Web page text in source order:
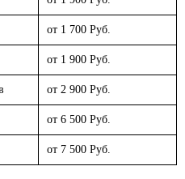
от 1 700 Руб.
от 1 900 Руб.
от 2 900 Руб.
от 6 500 Руб.
от 7 500 Руб.